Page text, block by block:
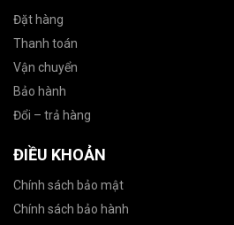
Đặt hàng
Thanh toán
Vận chuyển
Bảo hành
Đổi – trả hàng
ĐIỀU KHOẢN
Chính sách bảo mật
Chính sách bảo hành